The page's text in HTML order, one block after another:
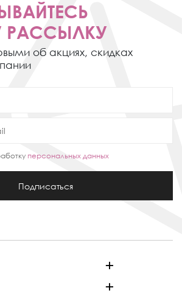
РАССЫЛКУ
об акциях, скидках
персональных данных
Подписаться